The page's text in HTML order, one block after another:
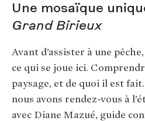
Une mosaïque
Grand Birieux
Avant d’assister à une
ce qui se joue ici.
paysage, et de quoi il est
nous avons rendez-vous à
avec Diane Mazué, guide